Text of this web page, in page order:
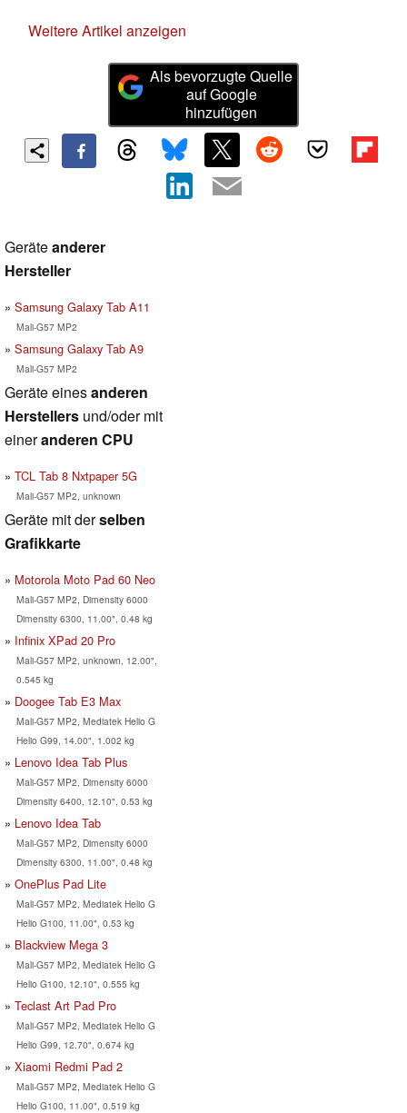
Weitere Artikel anzeigen
Als bevorzugte Quelle
auf Google
hinzufügen
Geräteanderer
Hersteller
Samsung Galaxy Tab A11
Mali-G57 MP2
Samsung Galaxy Tab A9
Mali-G57 MP2
Geräte einesanderen
Herstellers und/oder mit
eineranderen CPU
TCL Tab 8 Nxtpaper 5G
Mali-G57 MP2, unknown
Geräte mit derselben
Grafikkarte
Motorola Moto Pad 60 Neo
Mali-G57 MP2, Dimensity 6000
Dimensity 6300, 11.00", 0.48 kg
Infinix XPad 20 Pro
Mali-G57 MP2, unknown, 12.00",
0.545 kg
Doogee Tab E3 Max
Mali-G57 MP2, Mediatek Helio G
Helio G99, 14.00", 1.002 kg
Lenovo Idea Tab Plus
Mali-G57 MP2, Dimensity 6000
Dimensity 6400, 12.10", 0.53 kg
Lenovo Idea Tab
Mali-G57 MP2, Dimensity 6000
Dimensity 6300, 11.00", 0.48 kg
OnePlus Pad Lite
Mali-G57 MP2, Mediatek Helio G
Helio G100, 11.00", 0.53 kg
Blackview Mega 3
Mali-G57 MP2, Mediatek Helio G
Helio G100, 12.10", 0.555 kg
Teclast Art Pad Pro
Mali-G57 MP2, Mediatek Helio G
Helio G99, 12.70", 0.674 kg
Xiaomi Redmi Pad 2
Mali-G57 MP2, Mediatek Helio G
Helio G100, 11.00", 0.519 kg